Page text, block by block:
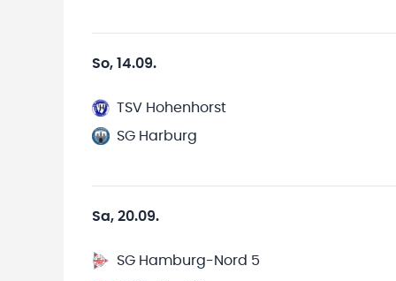
So, 14.09.
TSV Hohenhorst
SG Harburg
Sa, 20.09.
SG Hamburg-Nord 5